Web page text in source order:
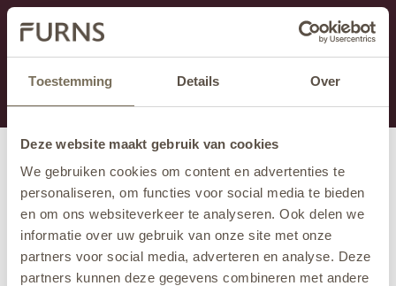
Toestemming Details Over
Deze website maakt gebruik van cookies
We gebruiken cookies om content en advertenties te
personaliseren, om functies voor social media te bieden
en om ons websiteverkeer te analyseren. Ook delen we
informatie over uw gebruik van onze site met onze
partners voor social media, adverteren en analyse. Deze
partners kunnen deze gegevens combineren met andere
Dieser Abschnitt wird derzeit gewartet.
Wenn Sie Informationen vermissen, können Sie uns
unter +31 413 395 294 anrufen oder uns unter